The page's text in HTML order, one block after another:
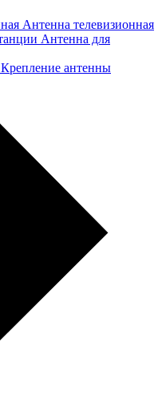
Антенна телевизионная
Антенна для
Крепление антенны